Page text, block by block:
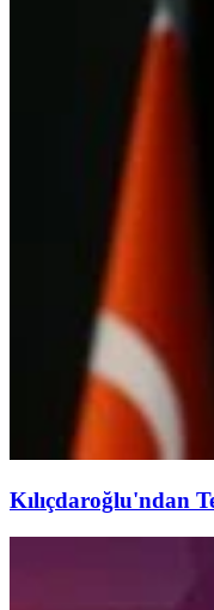
Kılıçdaroğlu'ndan